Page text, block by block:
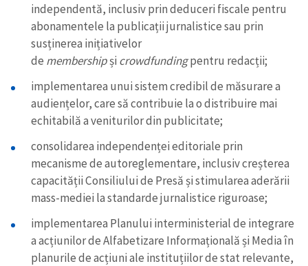
independentă, inclusiv prin deduceri fiscale pentru
abonamentele la publicații jurnalistice sau prin
susținerea inițiativelor
de membershipșicrowdfundingpentru redacții;
implementarea unui sistem credibil de măsurare a
audiențelor, care să contribuie la o distribuire mai
echitabilă a veniturilor din publicitate;
consolidarea independenței editoriale prin
mecanisme de autoreglementare, inclusiv creșterea
capacității Consiliului de Presă și stimularea aderării
mass-mediei la standarde jurnalistice riguroase;
implementarea Planului interministerial de integrare
a acțiunilor de Alfabetizare Informațională și Media în
planurile de acțiuni ale instituțiilor de stat relevante,